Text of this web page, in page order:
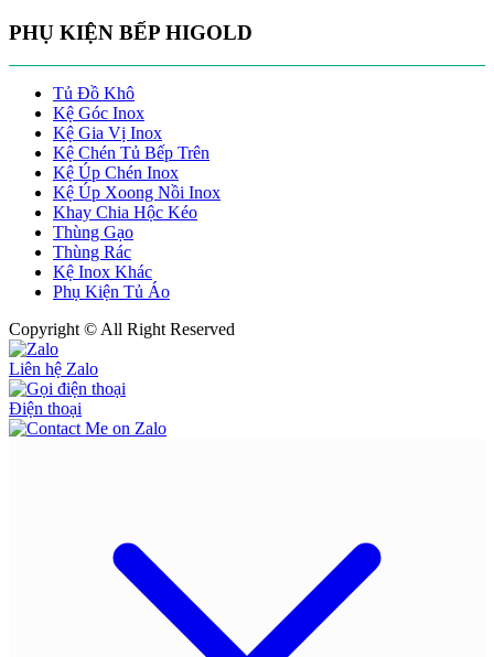
PHỤ KIỆN BẾP HIGOLD
Tủ Đồ Khô
Kệ Góc Inox
Kệ Gia Vị Inox
Kệ Chén Tủ Bếp Trên
Kệ Úp Chén Inox
Kệ Úp Xoong Nồi Inox
Khay Chia Hộc Kéo
Thùng Gạo
Thùng Rác
Kệ Inox Khác
Phụ Kiện Tủ Áo
Copyright © All Right Reserved
Liên hệ Zalo
Điện thoại